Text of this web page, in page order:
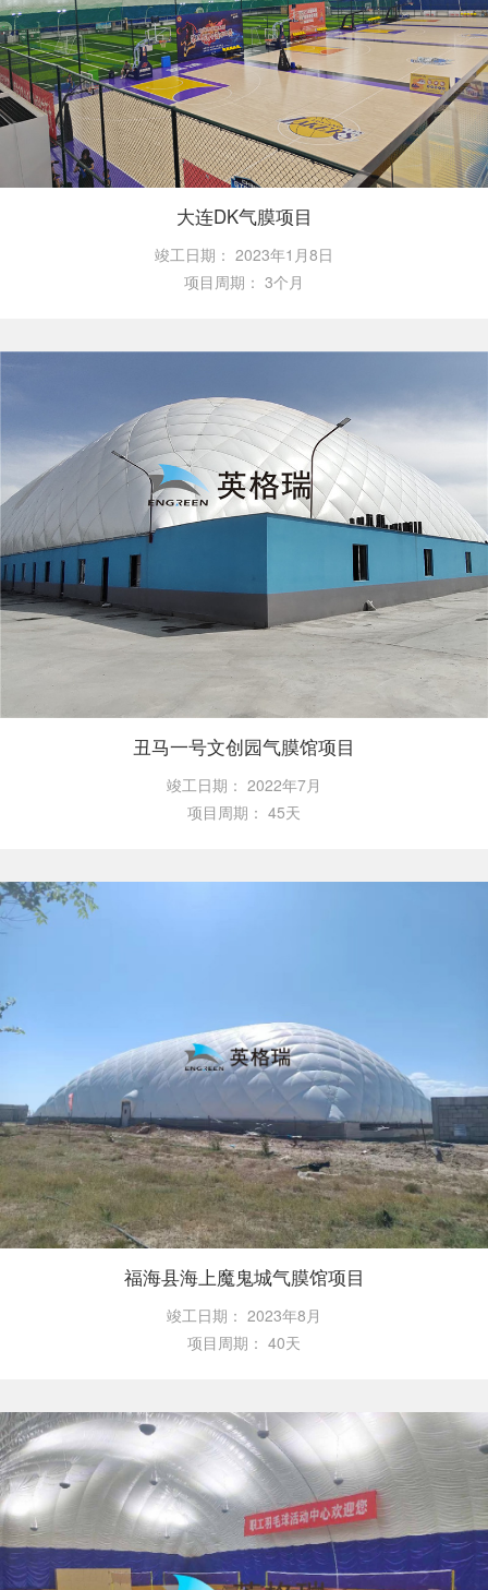
大连DK气膜项目
竣工日期： 2023年1月8日
项目周期： 3个月
丑马一号文创园气膜馆项目
竣工日期： 2022年7月
项目周期： 45天
福海县海上魔鬼城气膜馆项目
竣工日期： 2023年8月
项目周期： 40天